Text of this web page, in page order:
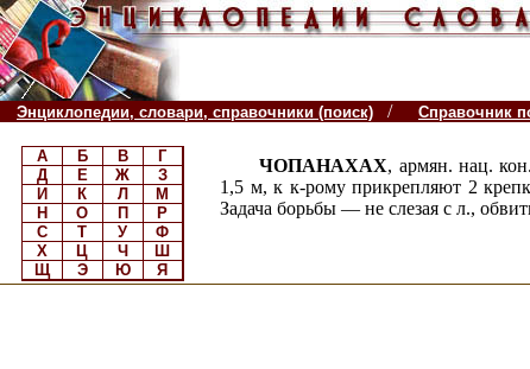
Энциклопедии, словари, справочники (поиск) / Справочник
А Б В
Г
Д
Е Ж
З
И
К Л
М
Н
О П
Р
С
Т У
Ф
Х
Ц Ч
Ш
Щ
Э Ю Я
ЧОПАНАХАХ, армян. нац.
1,5 м, к к-рому прикрепляют 2
Задача борьбы — не слезая с л.,